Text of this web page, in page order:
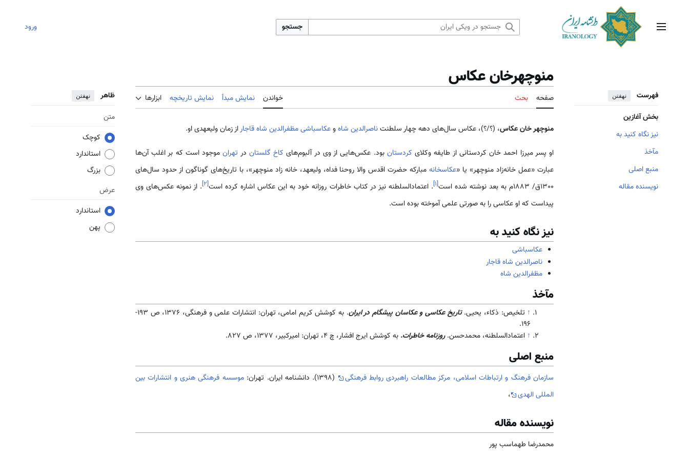
منوی اصلی جستجو ورود
فهرست نهفتن
بخش آغازین
نیز نگاه کنید به
مآخذ
منبع اصلی
نویسنده مقاله
منوچهرخان عکاس
صفحه بحث خواندن نمایش مبدأ نمایش تاریخچه ابزارها ظاهر نهفتن
متن
کوچک
استاندارد
بزرگ
عرض
استاندارد
پهن
منوچهر خان عکاس، (؟/؟)، عکاس سال‌های دهه چهار سلطنتناصرالدین شاهوعکاسباشیمظفرالدین شاه قاجاراز زمان ولیعهدی او.
او پسر میرزا احمد خان کردستانی از طایفه وکلای کردستان بود. عکس‌هایی از وی در آلبوم‌های کاخ گلستان در تهرانموجود است که بر اغلب آن‌ها
عبارت «عمل خانه‌زاد منوچهر» یا «عکاسخانهمبارکه حضرت اقدس والا روحنا فداه، ولیعهد، خانه زاد منوچهر»، با تاریخ‌های گوناگون از حدود سال‌های
1300ق/ 1883م به بعد نوشته شده است
[۱]. اعتمادالسلطنه نیز در کتاب خاطرات روزانه خود به این عکاس اشاره کرده است[۲]. از نمونه عکس‌های وی
پیداست که او عکاسی را به صورتی علمی آموخته بوده است.
نیز نگاه کنید به
عکاسباشی
ناصرالدین شاه قاجار
مظفرالدین شاه
مآخذ
↑ تلخیص: ذکاء، یحیی.تاریخ عکاسی و عکاسان پیشگام در ایران
. به کوشش کریم امامی، تهران: انتشارات علمی و فرهنگی، 1376، ص 193-
196.
↑ اعتمادالسلطنه، محمد‌حسن.روزنامه خاطرات. به کوشش ایرج افشار، چ 4، تهران: امیرکبیر، 1377، ص 827.
منبع اصلی
سازمان فرهنگ و ارتباطات اسلامی، مرکز مطالعات راهبردی روابط فرهنگی (1398). دانشنامه ایران. تهران:
موسسه فرهنگی هنری و انتشارات بین
المللی الهدی
،
نویسنده مقاله
محمدرضا طهماسب پور